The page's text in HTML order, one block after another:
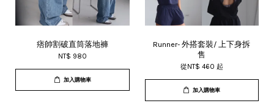
痞帥割破直筒落地褲
NT$ 980
加入購物車
Runner- 外搭套裝/ 上下身拆
售
從 NT$ 460 起
加入購物車